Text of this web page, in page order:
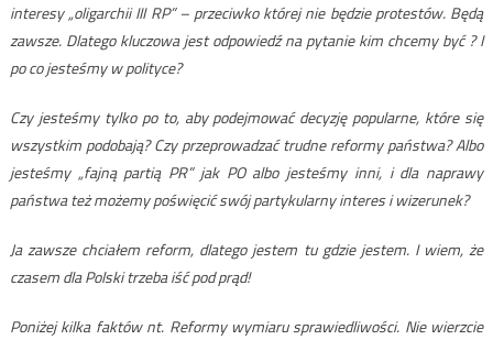
interesy „oligarchii III RP” – przeciwko której nie będzie protestów. Będą
zawsze. Dlatego kluczowa jest odpowiedź na pytanie kim chcemy być ? I
po co jesteśmy w polityce?
Czy jesteśmy tylko po to, aby podejmować decyzję popularne, które się
wszystkim podobają? Czy przeprowadzać trudne reformy państwa? Albo
jesteśmy „fajną partią PR” jak PO albo jesteśmy inni, i dla naprawy
państwa też możemy poświęcić swój partykularny interes i wizerunek?
Ja zawsze chciałem reform, dlatego jestem tu gdzie jestem. I wiem, że
czasem dla Polski trzeba iść pod prąd!
Poniżej kilka faktów nt. Reformy wymiaru sprawiedliwości. Nie wierzcie